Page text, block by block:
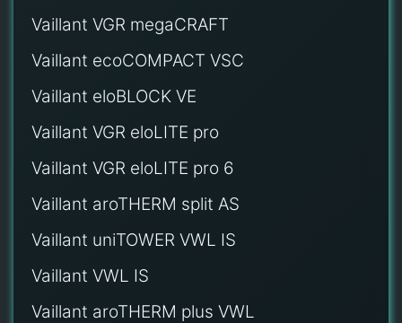
Vaillant VGR megaCRAFT
Vaillant ecoCOMPACT VSC
Vaillant eloBLOCK VE
Vaillant VGR eloLITE pro
Vaillant VGR eloLITE pro 6
Vaillant aroTHERM split AS
Vaillant uniTOWER VWL IS
Vaillant VWL IS
Vaillant aroTHERM plus VWL